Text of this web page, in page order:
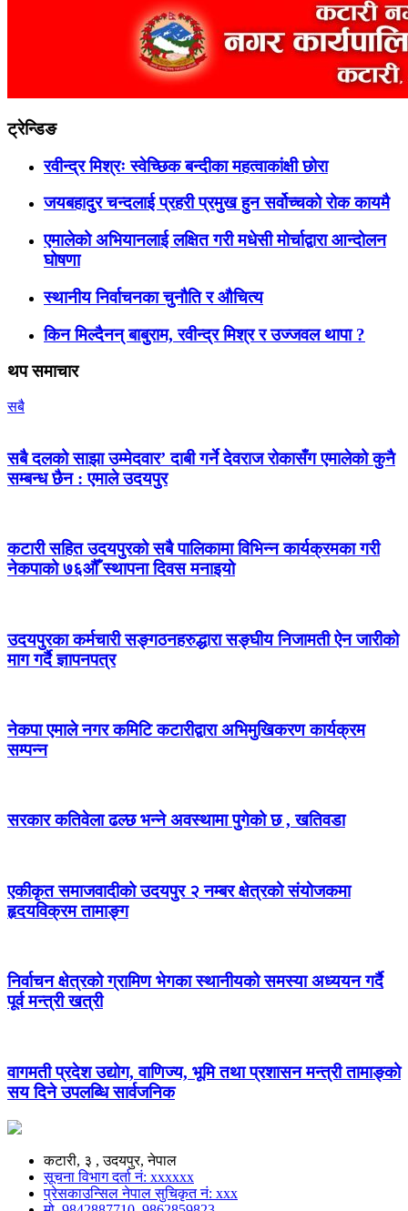
ट्रेन्डिङ
रवीन्द्र मिश्रः स्वेच्छिक बन्दीका महत्वाकांक्षी छोरा
जयबहादुर चन्दलाई प्रहरी प्रमुख हुन सर्वोच्चको रोक कायमै
एमालेको अभियानलाई लक्षित गरी मधेसी मोर्चाद्वारा आन्दोलन
घोषणा
स्थानीय निर्वाचनका चुनौति र औचित्य
किन मिल्दैनन् बाबुराम, रवीन्द्र मिश्र र उज्जवल थापा ?
थप समाचार
सबै
सबै दलको साझा उम्मेदवार’ दाबी गर्ने देवराज रोकासँग एमालेको कुनै
सम्बन्ध छैन : एमाले उदयपुर
कटारी सहित उदयपुरको सबै पालिकामा विभिन्न कार्यक्रमका गरी
नेकपाको ७६औँ स्थापना दिवस मनाइयो
उदयपुरका कर्मचारी सङ्गठनहरुद्धारा सङ्घीय निजामती ऐन जारीको
माग गर्दै ज्ञापनपत्र
नेकपा एमाले नगर कमिटि कटारीद्वारा अभिमुखिकरण कार्यक्रम
सम्पन्न
सरकार कतिवेला ढल्छ भन्ने अवस्थामा पुगेको छ , खतिवडा
एकीकृत समाजवादीको उदयपुर २ नम्बर क्षेत्रको संयोजकमा
हृदयविक्रम तामाङ्ग
निर्वाचन क्षेत्रको ग्रामिण भेगका स्थानीयको समस्या अध्ययन गर्दै
पूर्व मन्त्री खत्री
वागमती प्रदेश उद्योग, वाणिज्य, भूमि तथा प्रशासन मन्त्री तामाङ्को
सय दिने उपलब्धि सार्वजनिक
कटारी, ३ , उदयपुर, नेपाल
सूचना विभाग दर्ता नं: xxxxxx
प्रेसकाउन्सिल नेपाल सुचिकृत नं: xxx